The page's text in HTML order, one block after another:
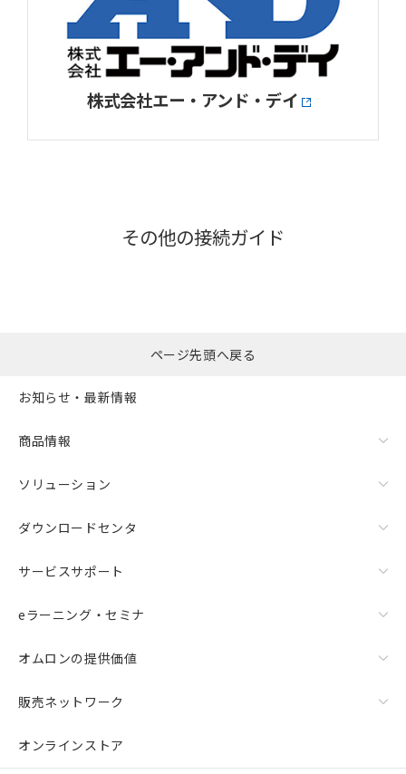
株式会社エー・アンド・デイ
その他の接続ガイド
ページ先頭へ戻る
お知らせ・最新情報
商品情報
ソリューション
ダウンロードセンタ
サービスサポート
eラーニング・セミナ
オムロンの提供価値
販売ネットワーク
オンラインストア